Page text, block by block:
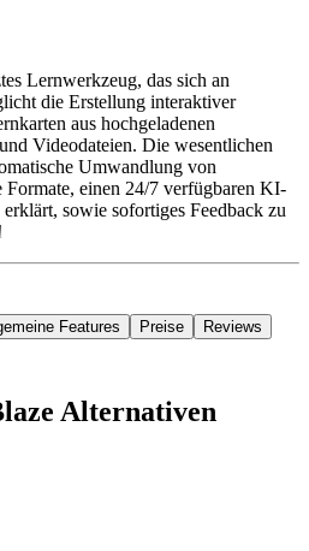
Lernwerkzeug, das sich an
die Erstellung interaktiver
aus hochgeladenen
Videodateien. Die wesentlichen
Umwandlung von
Formate, einen 24/7 verfügbaren KI-
erklärt, sowie sofortiges Feedback zu
Features Preise Reviews
Alternativen